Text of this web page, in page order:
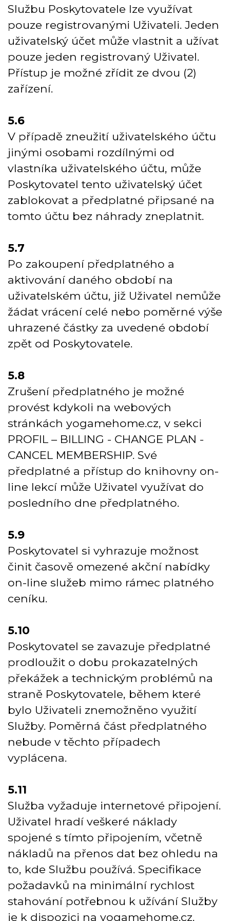
Službu Poskytovatele lze využívat
pouze registrovanými Uživateli. Jeden
uživatelský účet může vlastnit a užívat
pouze jeden registrovaný Uživatel.
Přístup je možné zřídit ze dvou (2)
zařízení.
5.6
V případě zneužití uživatelského účtu
jinými osobami rozdílnými od
vlastníka uživatelského účtu, může
Poskytovatel tento uživatelský účet
zablokovat a předplatné připsané na
tomto účtu bez náhrady zneplatnit.
5.7
Po zakoupení předplatného a
aktivování daného období na
uživatelském účtu, již Uživatel nemůže
žádat vrácení celé nebo poměrné výše
uhrazené částky za uvedené období
zpět od Poskytovatele.
5.8
Zrušení předplatného je možné
provést kdykoli na webových
stránkách yogamehome.cz, v sekci
PROFIL – BILLING - CHANGE PLAN -
CANCEL MEMBERSHIP. Své
předplatné a přístup do knihovny on-
line lekcí může Uživatel využívat do
posledního dne předplatného.
5.9
Poskytovatel si vyhrazuje možnost
činit časově omezené akční nabídky
on-line služeb mimo rámec platného
ceníku.
5.10
Poskytovatel se zavazuje předplatné
prodloužit o dobu prokazatelných
překážek a technickým problémů na
straně Poskytovatele, během které
bylo Uživateli znemožněno využití
Služby. Poměrná část předplatného
nebude v těchto případech
vyplácena.
5.11
Služba vyžaduje internetové připojení.
Uživatel hradí veškeré náklady
spojené s tímto připojením, včetně
nákladů na přenos dat bez ohledu na
to, kde Službu používá. Specifikace
požadavků na minimální rychlost
stahování potřebnou k užívání Služby
je k dispozici na yogamehome.cz.